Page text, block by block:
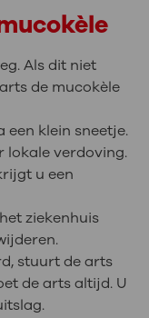
Als dit niet
de mucokèle
een klein sneetje.
lokale verdoving.
u een
ziekenhuis
stuurt de arts
de arts altijd. U